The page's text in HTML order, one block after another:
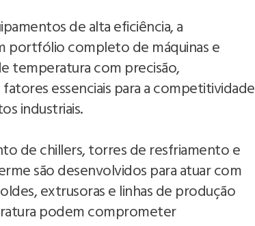
de alta eficiência, a
portfólio completo de máquinas e
temperatura com precisão,
essenciais para a competitividade
industriais.
de chillers, torres de resfriamento e
são desenvolvidos para atuar com
extrusoras e linhas de produção
podem comprometer